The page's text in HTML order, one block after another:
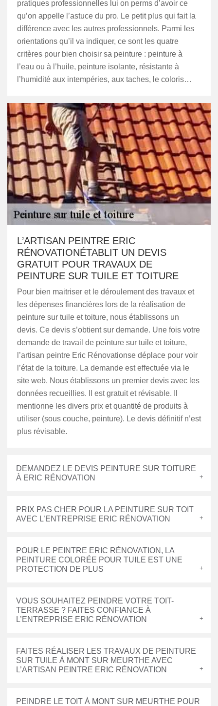
pratiques professionnelles lui on perms d’avoir ce
qu’on appelle l’astuce du pro. Le petit plus qui fait la
différence avec les autres professionnels. Parmi les
orientations qu’il va indiquer, ce sont les quatre
critères pour bien choisir sa peinture : peinture à
l’eau ou à l’huile, peinture isolante, résistante à
l’humidité aux intempéries, aux taches, le coloris…
L’ARTISAN PEINTRE ERIC
RÉNOVATIONÉTABLIT UN DEVIS
GRATUIT POUR TRAVAUX DE
PEINTURE SUR TUILE ET TOITURE
Pour bien maitriser et le déroulement des travaux et
les dépenses financières lors de la réalisation de
peinture sur tuile et toiture, nous établissons un
devis. Ce devis s’obtient sur demande. Une fois votre
demande de travail de peinture sur tuile et toiture,
l’artisan peintre Eric Rénovationse déplace pour voir
l’état de la toiture. La demande est effectuée via le
site web. Nous établissons un premier devis avec les
données recueillies. Il est gratuit et révisable. Il
mentionne les divers prix et quantité de produits à
utiliser (sous couche, peinture). Le devis définitif n’est
plus révisable.
DEMANDEZ LE DEVIS PEINTURE SUR TOITURE
À ERIC RÉNOVATION
PRIX PAS CHER POUR LA PEINTURE SUR TOIT
AVEC L’ENTREPRISE ERIC RÉNOVATION
POUR LE PEINTRE ERIC RÉNOVATION, LA
PEINTURE COLORÉE POUR TUILE EST UNE
PROTECTION DE PLUS
VOUS SOUHAITEZ PEINDRE VOTRE TOIT-
TERRASSE ? FAITES CONFIANCE À
L’ENTREPRISE ERIC RÉNOVATION
FAITES RÉALISER LES TRAVAUX DE PEINTURE
SUR TUILE À MONT SUR MEURTHE AVEC
L’ARTISAN PEINTRE ERIC RÉNOVATION
PEINDRE LE TOIT À MONT SUR MEURTHE POUR